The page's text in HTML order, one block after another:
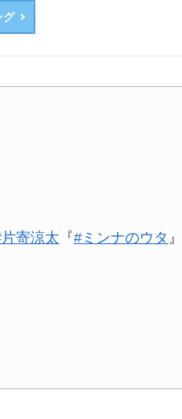
グ
寄涼太 『#ミンナのウタ 』